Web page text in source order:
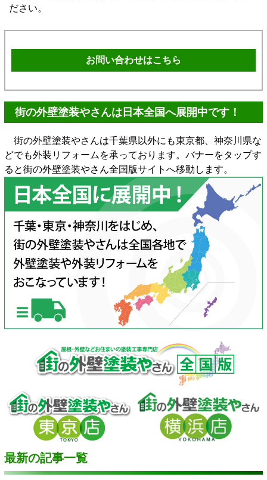
ださい。
お問い合わせはこちら
街の外壁塗装やさんは日本全国へ展開中です！
街の外壁塗装やさんは千葉県以外にも東京都、神奈川県な
どでも外装リフォームを承っております。バナーをタップす
ると街の外壁塗装やさん全国版サイトへ移動します。
最新の記事一覧